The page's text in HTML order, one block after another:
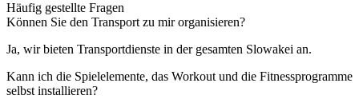
Häufig gestellte Fragen
Können Sie den Transport zu mir organisieren?
Ja, wir bieten Transportdienste in der gesamten Slowakei an.
Kann ich die Spielelemente, das Workout und die Fitnessprogramme
selbst installieren?